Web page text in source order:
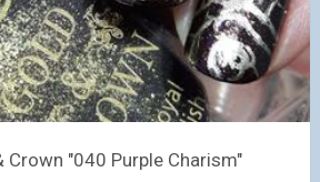
Crown "040 Purple Charism"